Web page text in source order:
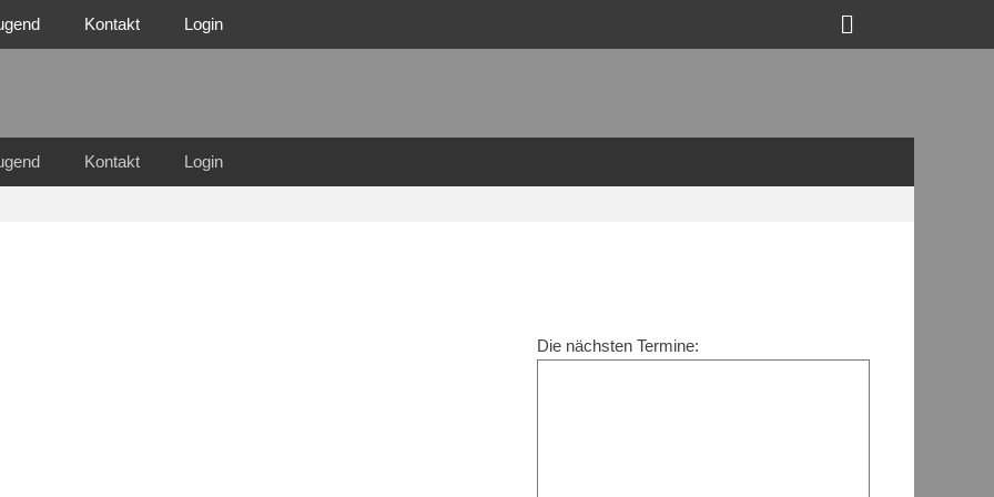
Kontakt Login
Kontakt Login
Die nächsten Termine: